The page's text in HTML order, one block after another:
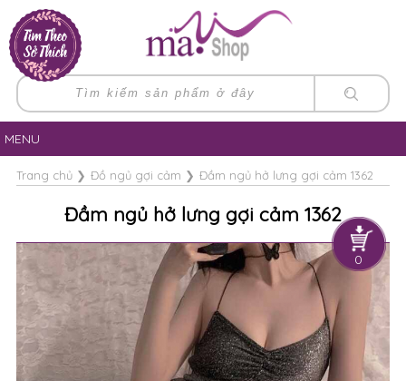
0
MENU
Trang chủ❯ Đồ ngủ gợi cảm ❯ Đầm ngủ hở lưng gợi cảm 1362
Đầm ngủ hở lưng gợi cảm 1362